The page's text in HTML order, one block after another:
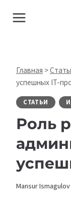
Главная >
успешных IT-
СТАТЬИ
Роль
Mansur Ismagulov